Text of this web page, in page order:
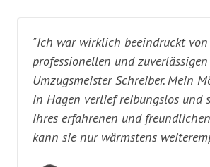
"Ich war wirklich beeindruckt
professionellen und
Umzugsmeister Schreiber. Mein
in Hagen verlief reibungslos und
ihres erfahrenen und
kann sie nur wärmstens